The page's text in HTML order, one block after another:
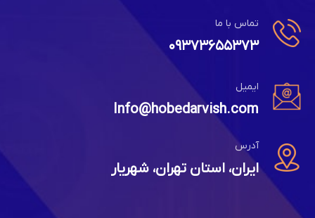
تماس با ما
۰۹۳۷۳۶۵۵۳۷۳
ایمیل
Info@hobedarvish.com
آدرس
ایران، استان تهران، شهریار